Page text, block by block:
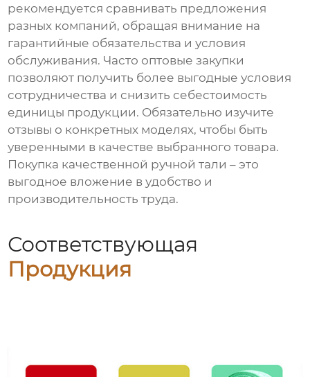
рекомендуется сравнивать предложения
разных компаний, обращая внимание на
гарантийные обязательства и условия
обслуживания. Часто оптовые закупки
позволяют получить более выгодные условия
сотрудничества и снизить себестоимость
единицы продукции. Обязательно изучите
отзывы о конкретных моделях, чтобы быть
уверенными в качестве выбранного товара.
Покупка качественной ручной тали – это
выгодное вложение в удобство и
производительность труда.
Соответствующая
Продукция